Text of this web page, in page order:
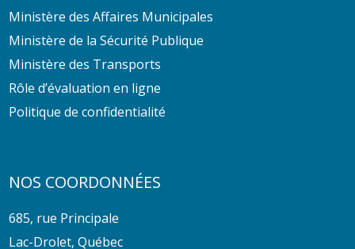
Ministère des Affaires Municipales
Ministère de la Sécurité Publique
Ministère des Transports
Rôle d’évaluation en ligne
Politique de confidentialité
NOS COORDONNÉES
685, rue Principale
Lac-Drolet, Québec